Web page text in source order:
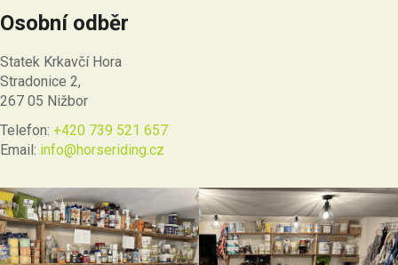
Osobní odběr
Statek Krkavčí Hora
Stradonice 2,
267 05 Nižbor
Telefon: +420 739 521 657
Email: info@horseriding.cz